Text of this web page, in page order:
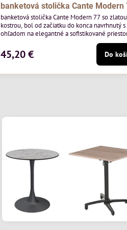
banketová stolička Cante Modern
banketová stolička Cante Modern 77 so zlatou
kostrou, bol od začiatku do konca navrhnutý s
ohľadom na elegantné a sofistikované
pohostinstvá. Má zlatý rám a čalúnenie Moss
poľskej značky Davis – béžová farba s
povrchom je ideálna do svetlých priestorov.
Stolička kombinuje klasický dizajn s
funkčnosťou. Je odolná, pohodlná a
45,20 € Do